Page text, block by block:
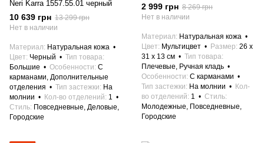
Neri Karra 1557.55.01 черный
10 639 грн 13 299 грн
Нет в наличии
Материал
Натуральная кожа
Цвет Черный
Тип товара
Большие
Особенности С
карманами, Дополнительные
отделения
Тип застежки
На
молнии
Кол-во отделений 1
Стиль Повседневные, Деловые,
Городские
2 999 грн 8 269 грн
Нет в наличии
Материал
Натуральная кожа
Цвет
Мультицвет Размер 26 x
31 x 13 см
Тип товара
Плечевые, Ручная кладь
Особенности С карманами
Тип застежки
На молнии
Кол-
во отделений 1
Стиль
Молодежные, Повседневные,
Городские